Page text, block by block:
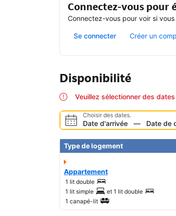
Connectez-vous pour
Connectez-vous pour voir si
Se connecter Créer un
Disponibilité
Veuillez sélectionner des
Choisir des dates.
Date d'arrivée — Date de
Type de logement
Appartement
1 lit double
1 lit simple
et 1 lit double
1 canapé-lit